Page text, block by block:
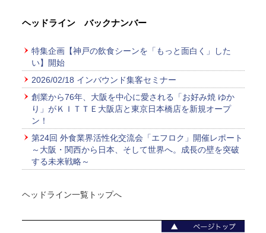
ヘッドライン バックナンバー
特集企画【神戸の飲食シーンを「もっと面白く」した
い】開始
2026/02/18 インバウンド集客セミナー
創業から76年、大阪を中心に愛される「お好み焼 ゆか
り」がＫＩＴＴＥ大阪店と東京日本橋店を新規オープ
ン！
第24回 外食業界活性化交流会「エフロク」開催レポート
～大阪・関西から日本、そして世界へ。成長の壁を突破
する未来戦略～
ヘッドライン一覧トップへ